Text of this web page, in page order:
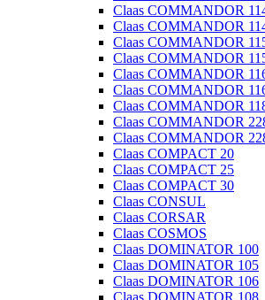
Claas COMMANDOR
Claas COMMANDOR
Claas COMMANDOR
Claas COMMANDOR
Claas COMMANDOR
Claas COMMANDOR
Claas COMMANDOR
Claas COMMANDOR
Claas COMMANDOR
Claas COMPACT 20
Claas COMPACT 25
Claas COMPACT 30
Claas CONSUL
Claas CORSAR
Claas COSMOS
Claas DOMINATOR 100
Claas DOMINATOR 105
Claas DOMINATOR 106
Claas DOMINATOR 108